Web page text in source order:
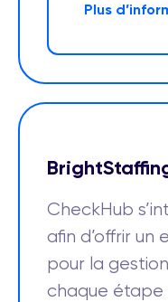
Plus
CheckHub
afin d’offrir un
pour la
chaque étape